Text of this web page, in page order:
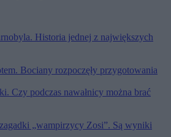
Historia jednej z największych
Bociany rozpoczęły przygotowania
Czy podczas nawałnicy można brać
„wampirzycy Zosi”. Są wyniki